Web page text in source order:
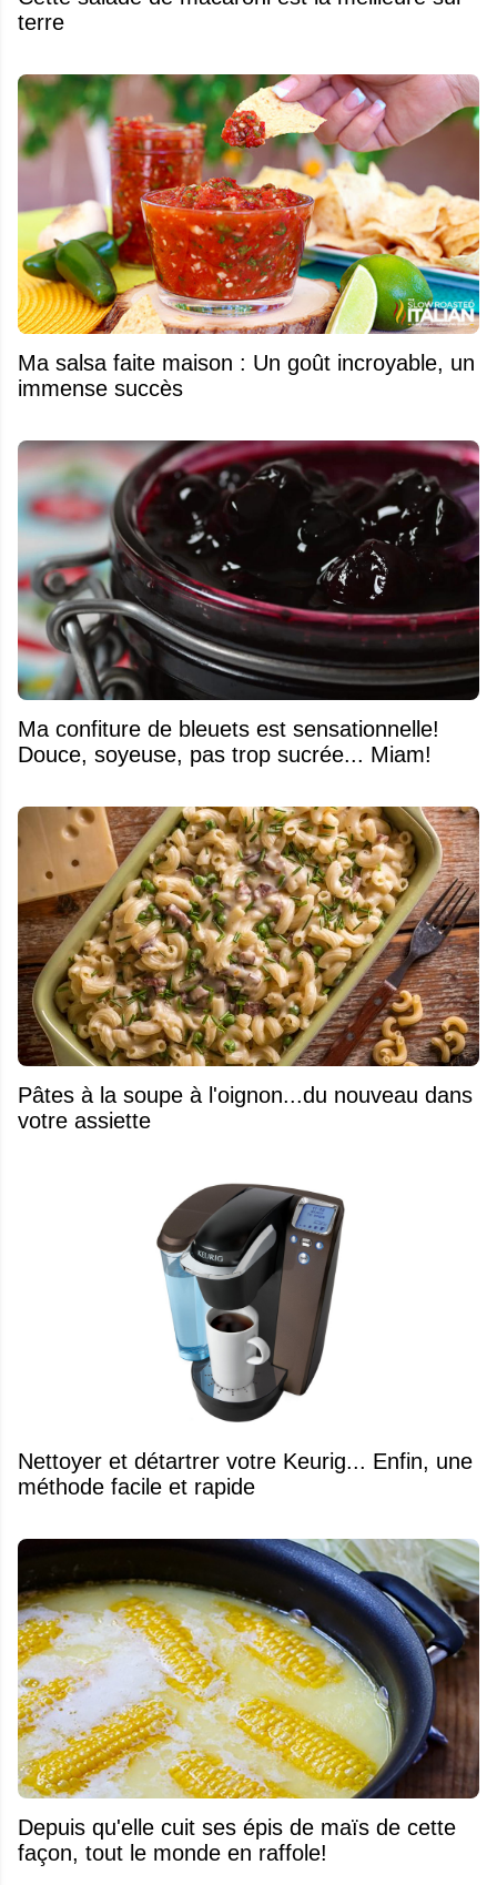
terre
Ma salsa faite maison : Un goût incroyable, un
immense succès
Ma confiture de bleuets est sensationnelle!
Douce, soyeuse, pas trop sucrée... Miam!
Pâtes à la soupe à l'oignon...du nouveau dans
votre assiette
Nettoyer et détartrer votre Keurig... Enfin, une
méthode facile et rapide
Depuis qu'elle cuit ses épis de maïs de cette
façon, tout le monde en raffole!